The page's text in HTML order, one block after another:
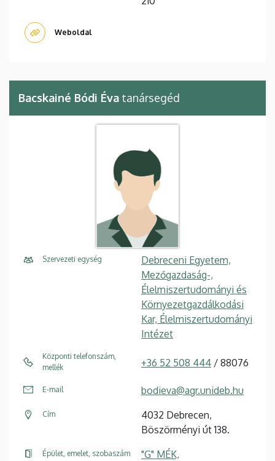
Weboldal
Bacskainé Bódi Éva tanársegéd
Szervezeti egység
Debreceni Egyetem,
Mezőgazdaság-,
Élelmiszertudományi és
Környezetgazdálkodási
Kar, Élelmiszertudományi
Intézet
Központi telefonszám,
mellék
+36 52 508 444 / 88076
E-mail bodieva@agr.unideb.hu
Cím
4032 Debrecen,
Böszörményi út 138.
Épület, emelet, szobaszám
"G" MÉK,